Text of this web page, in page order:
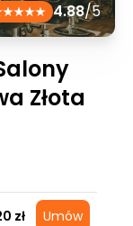
4.88/5
Złota
zł Umów